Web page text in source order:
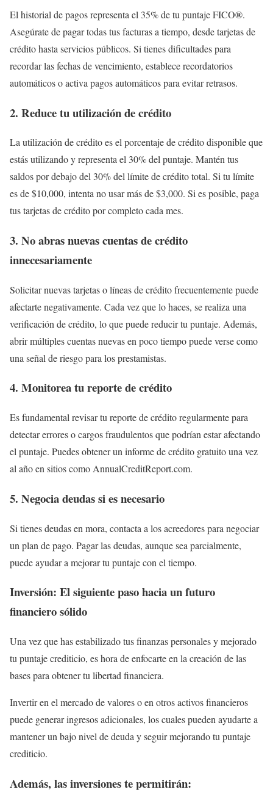
El historial de pagos representa el 35% de tu puntaje FICO®.
Asegúrate de pagar todas tus facturas a tiempo, desde tarjetas de
crédito hasta servicios públicos. Si tienes dificultades para
recordar las fechas de vencimiento, establece recordatorios
automáticos o activa pagos automáticos para evitar retrasos.
2. Reduce tu utilización de crédito
La utilización de crédito es el porcentaje de crédito disponible que
estás utilizando y representa el 30% del puntaje. Mantén tus
saldos por debajo del 30% del límite de crédito total. Si tu límite
es de $10,000, intenta no usar más de $3,000. Si es posible, paga
tus tarjetas de crédito por completo cada mes.
3. No abras nuevas cuentas de crédito
innecesariamente
Solicitar nuevas tarjetas o líneas de crédito frecuentemente puede
afectarte negativamente. Cada vez que lo haces, se realiza una
verificación de crédito, lo que puede reducir tu puntaje. Además,
abrir múltiples cuentas nuevas en poco tiempo puede verse como
una señal de riesgo para los prestamistas.
4. Monitorea tu reporte de crédito
Es fundamental revisar tu reporte de crédito regularmente para
detectar errores o cargos fraudulentos que podrían estar afectando
el puntaje. Puedes obtener un informe de crédito gratuito una vez
al año en sitios como AnnualCreditReport.com.
5. Negocia deudas si es necesario
Si tienes deudas en mora, contacta a los acreedores para negociar
un plan de pago. Pagar las deudas, aunque sea parcialmente,
puede ayudar a mejorar tu puntaje con el tiempo.
Inversión: El siguiente paso hacia un futuro
financiero sólido
Una vez que has estabilizado tus finanzas personales y mejorado
tu puntaje crediticio, es hora de enfocarte en la creación de las
bases para obtener tu libertad financiera.
Invertir en el mercado de valores o en otros activos financieros
puede generar ingresos adicionales, los cuales pueden ayudarte a
mantener un bajo nivel de deuda y seguir mejorando tu puntaje
crediticio.
Además, las inversiones te permitirán: